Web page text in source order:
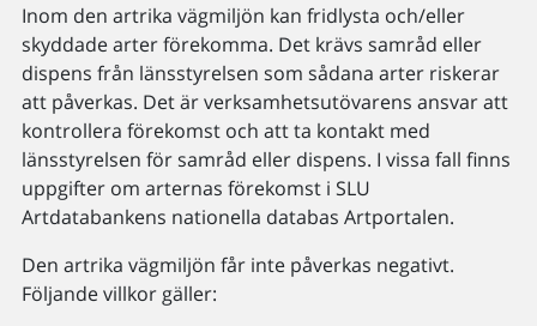
Inom den artrika vägmiljön kan fridlysta och/eller
skyddade arter förekomma. Det krävs samråd eller
dispens från länsstyrelsen som sådana arter riskerar
att påverkas. Det är verksamhetsutövarens ansvar att
kontrollera förekomst och att ta kontakt med
länsstyrelsen för samråd eller dispens. I vissa fall finns
uppgifter om arternas förekomst i SLU
Artdatabankens nationella databas Artportalen.
Den artrika vägmiljön får inte påverkas negativt.
Följande villkor gäller: